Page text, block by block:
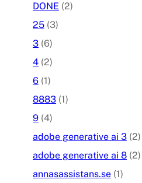
DONE (2)
25 (3)
3 (6)
4 (2)
6 (1)
8883 (1)
9 (4)
adobe generative ai 3 (2)
adobe generative ai 8 (2)
annasassistans.se (1)